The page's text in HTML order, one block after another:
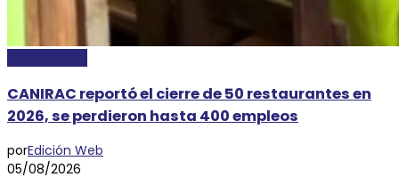
CANIRAC reportó el cierre de 50 restaurantes en
2026, se perdieron hasta 400 empleos
porEdición Web
05/08/2026